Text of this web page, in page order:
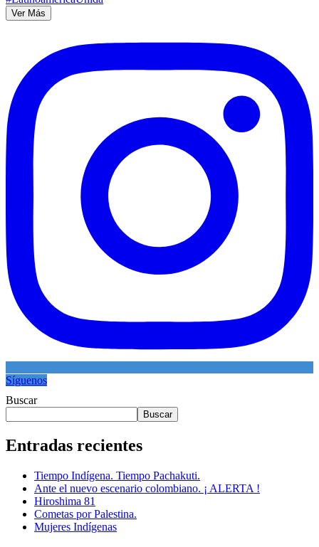
Ver Más
Síguenos
Buscar
Buscar
Entradas recientes
Tiempo Indígena. Tiempo Pachakuti.
Ante el nuevo escenario colombiano. ¡ ALERTA !
Hiroshima 81
Cometas por Palestina.
Mujeres Indígenas